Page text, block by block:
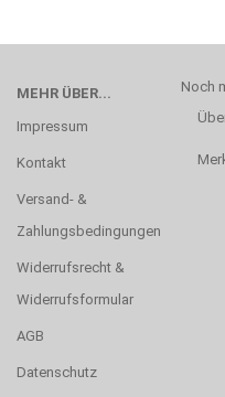
MEHR ÜBER...
Impressum
Kontakt
Versand- &
Zahlungsbedingungen
Widerrufsrecht &
Widerrufsformular
AGB
Datenschutz
Noch